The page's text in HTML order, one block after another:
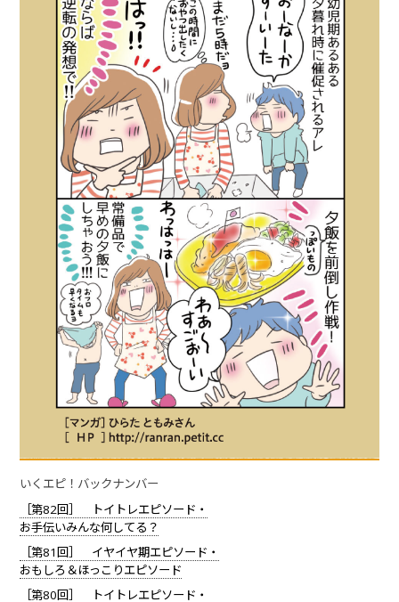
いくエピ！バックナンバー
［第82回］ トイトレエピソード・
お手伝いみんな何してる？
［第81回］ イヤイヤ期エピソード・
おもしろ＆ほっこりエピソード
［第80回］ トイトレエピソード・